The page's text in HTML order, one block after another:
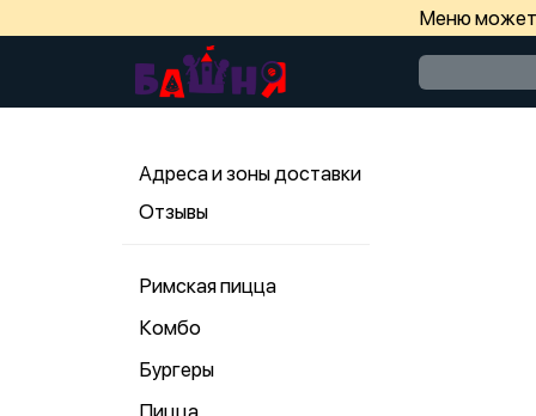
Меню может
Адреса и зоны доставки
Отзывы
Римская пицца
Комбо
Бургеры
Пицца